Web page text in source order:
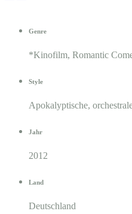
Genre
*Kinofilm, Romantic
Style
Apokalyptische,
Jahr
2012
Land
Deutschland